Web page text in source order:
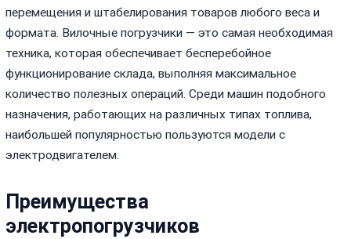
перемещения и штабелирования товаров любого веса и
формата. Вилочные погрузчики — это самая необходимая
техника, которая обеспечивает бесперебойное
функционирование склада, выполняя максимальное
количество полезных операций. Среди машин подобного
назначения, работающих на различных типах топлива,
наибольшей популярностью пользуются модели с
электродвигателем.
Преимущества
электропогрузчиков